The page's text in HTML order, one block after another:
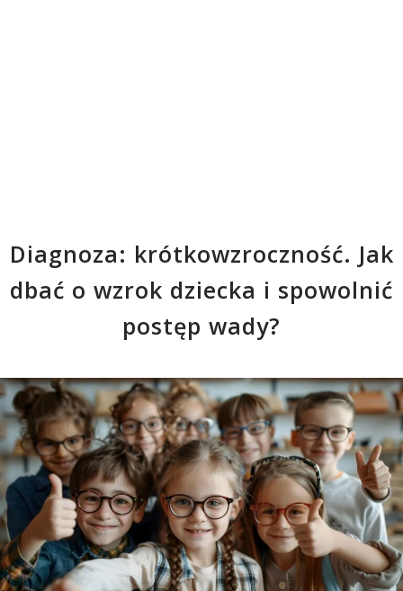
Diagnoza: krótkowzroczność. Jak
dbać o wzrok dziecka i spowolnić
postęp wady?